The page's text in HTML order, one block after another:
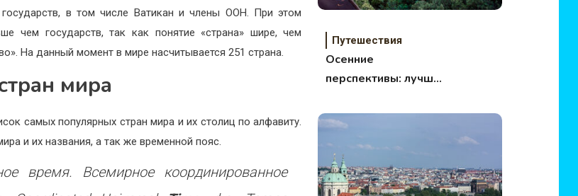
государств, в том числе Ватикан и члены ООН. При этом
чем государств, так как понятие «страна» шире, чем
На данный момент в мире насчитывается 251 страна.
мира
самых популярных стран мира и их столиц по алфавиту.
и их названия, а так же временной пояс.
время. Всемирное координированное
Путешествия
Осенние
перспективы: лучшие
путешествий в